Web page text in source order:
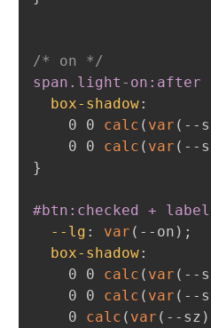
/* on */
span.light-on:after
box-shadow:
    0 0
calc ( var ( --
    0 0
calc ( var ( --
}
#btn:checked +
--lg : var ( --on ) ;
box-shadow:
    0 0
calc ( var ( --
    0 0
calc ( var ( --
    0
calc ( var ( --sz )